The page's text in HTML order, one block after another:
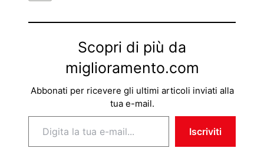
Scopri di più da
miglioramento.com
Abbonati per ricevere gli ultimi articoli inviati alla
tua e-mail.
Digita la tua e-mail...
Iscriviti